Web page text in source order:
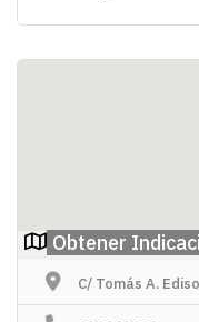
Obtener
C/ Tomás A.